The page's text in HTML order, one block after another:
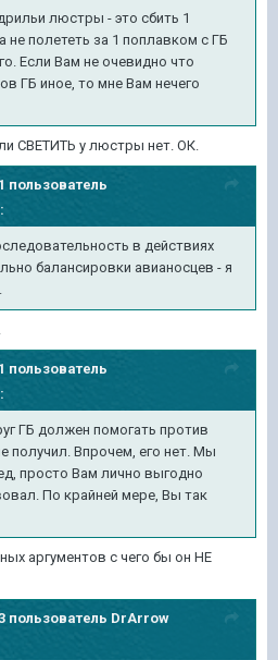
люстры - это сбить 1
полететь за 1 поплавком с ГБ
Если Вам не очевидно что
ГБ иное, то мне Вам нечего
СВЕТИТЬ у люстры нет. ОК.
пользователь
в действиях
балансировки авианосцев - я
пользователь
ГБ должен помогать против
получил. Впрочем, его нет. Мы
просто Вам лично выгодно
По крайней мере, Вы так
аргументов с чего бы он НЕ
пользователь DrArrow